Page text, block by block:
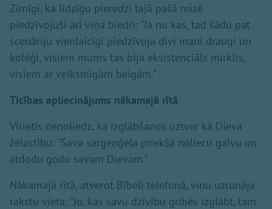
Zīmīgi, ka līdzīgu pieredzi tajā pašā reizē
piedzīvojuši arī viņa biedri: "Ja nu kas, tad šādu pat
scenāriju vienlaicīgi piedzīvoja divi mani draugi un
kolēģi, visiem mums tas bija eksistenciāls mirklis,
visiem ar veiksmīgām beigām."
Ticības apliecinājums nākamajā rītā
Vīrietis nenoliedz, ka izglābšanos uztver kā Dieva
žēlastību: "Sava sargeņģeļa priekšā noliecu galvu un
atdodu godu savam Dievam."
Nākamajā rītā, atverot Bībeli telefonā, viņu uzrunāja
rakstu vieta: "Jo, kas savu dzīvību gribēs izglābt, tam